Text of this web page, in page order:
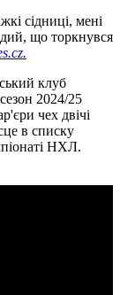
сідниці, мені
що торкнувся
клуб
2024/25
чех двічі
в списку
НХЛ.